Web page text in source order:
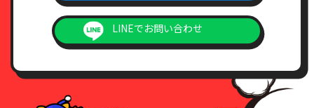
LINEでお問い合わせ